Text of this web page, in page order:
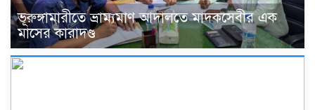
ভূরুঙ্গামারীতে ভ্রাম্যমাণ আদালতে মাদকসেবীর এক
মাসের কারাদণ্ড